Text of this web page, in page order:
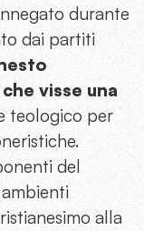
durante
dai partiti
visse una
teologico per
del
alla